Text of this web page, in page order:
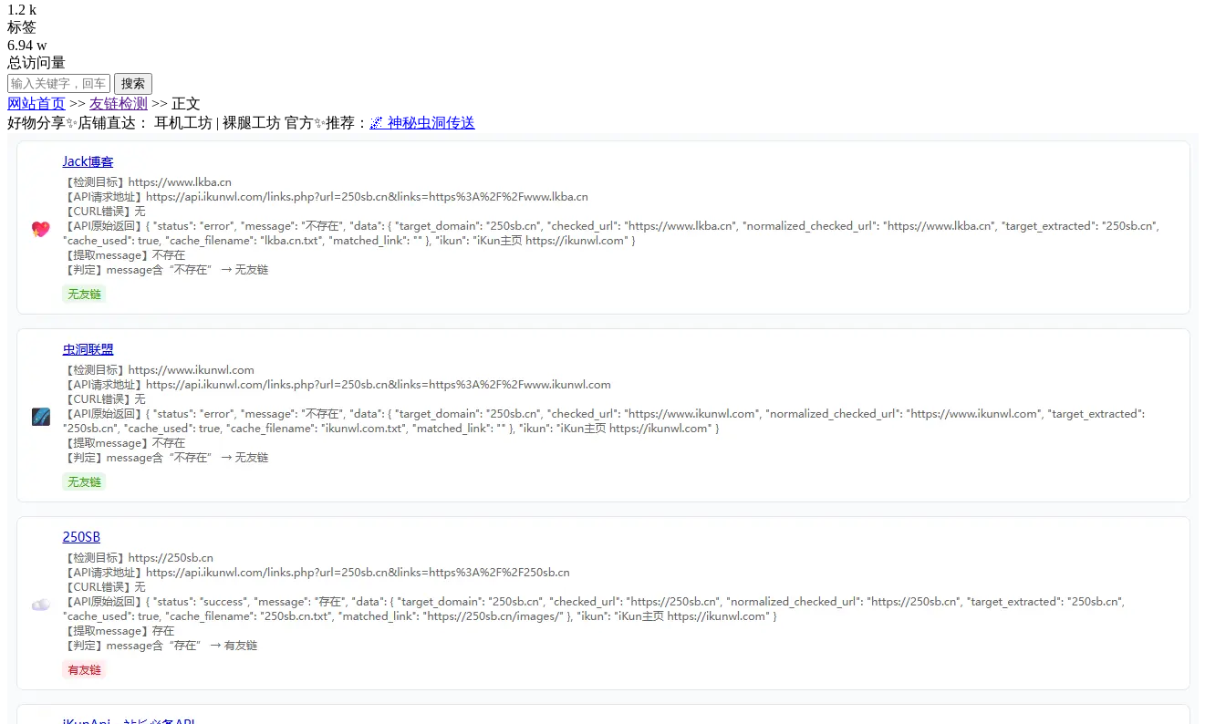
1.2 k
标签
6.94 w
总访问量
搜索
网站首页 >> 友链检测 >> 正文
好物分享✨店铺直达： 耳机工坊 | 裸腿工坊 官方✨推荐： 🌌 神秘虫洞传送